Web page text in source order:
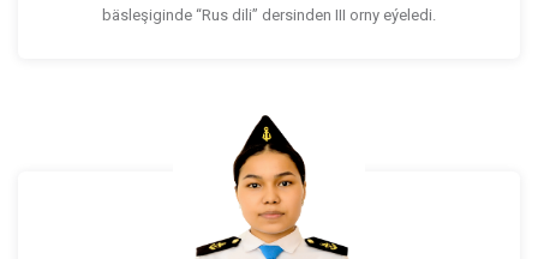
bäsleşiginde “Rus dili” dersinden III orny eýeledi.